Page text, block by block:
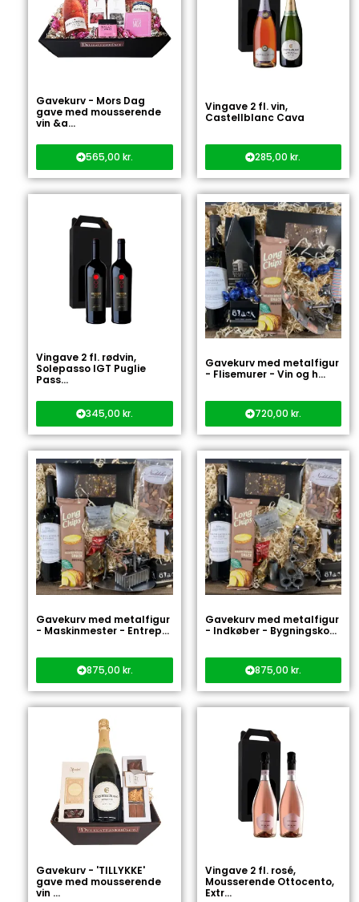
Gavekurv - Mors Dag
gave med mousserende
vin &a...
565,00kr.
Vingave 2 fl. vin,
Castellblanc Cava
285,00kr.
Vingave 2 fl. rødvin,
Solepasso IGT Puglie
Pass...
345,00kr.
Gavekurv med metalfigur
- Flisemurer - Vin og h...
720,00 kr.
Gavekurv med metalfigur
- Maskinmester - Entrep...
875,00 kr.
Gavekurv med metalfigur
- Indkøber - Bygningsko...
875,00 kr.
Gavekurv - 'TILLYKKE'
gave med mousserende
vin ...
Vingave 2 fl. rosé,
Mousserende Ottocento,
Extr...